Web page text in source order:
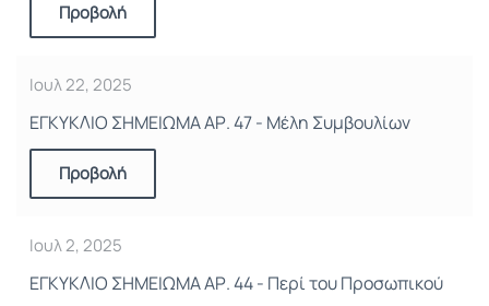
Προβολή
Ιουλ 22, 2025
ΕΓΚΥΚΛΙΟ ΣΗΜΕΙΩΜΑ ΑΡ. 47 - Μέλη Συμβουλίων
Προβολή
Ιουλ 2, 2025
ΕΓΚΥΚΛΙΟ ΣΗΜΕΙΩΜΑ ΑΡ. 44 - Περί του Προσωπικού